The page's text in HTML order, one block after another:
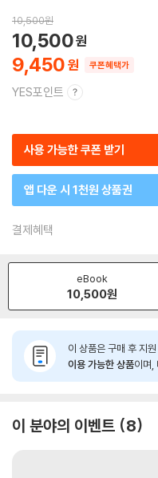
10,500원
9,450
10,500
쿠폰혜택가
YES포인트
사용 가능한 쿠폰 받기
앱 다운 시 1천원 상품권
결제혜택
eBook
10,500원
이 상품은 구매 후 지
이용 가능한 상품이며,
이 분야의 이벤트 8